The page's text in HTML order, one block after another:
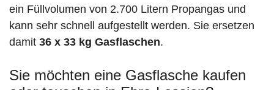
ein Füllvolumen von 2.700 Litern Propangas und
kann sehr schnell aufgestellt werden. Sie ersetzen
damit 36 x 33 kg Gasflaschen.
Sie möchten eine Gasflasche kaufen